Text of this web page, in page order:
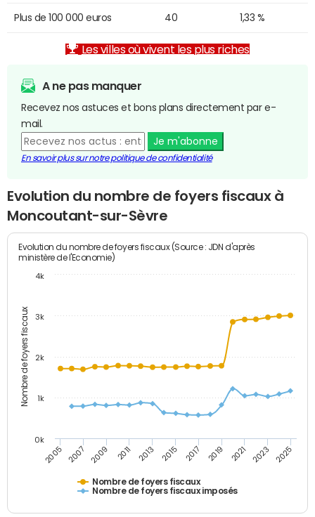
Plus de 100 000 euros 40 1,33 %
Les villes où vivent les plus riches
A ne pas manquer
Recevez nos astuces et bons plans directement par e-
mail.
Je m'abonne
En savoir plus sur notre politique de confidentialité
Evolution du nombre de foyers fiscaux à
Moncoutant-sur-Sèvre
Nombre de foyers fiscaux
Evolution du nombre de foyers fiscaux (Source : JDN d'après
ministère de l'Economie)
Nombre de foyers fiscaux
Nombre de foyers fiscaux imposés
2005 2007 2009 2011 2013 2015 2017 2019 2021 2023 2025
0k
1k
2k
3k
4k